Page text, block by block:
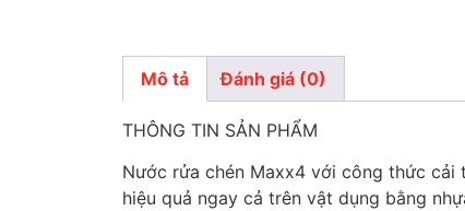
Mô tả Đánh giá (0)
Mô tả
THÔNG TIN SẢN PHẨM
Nước rửa chén Maxx4 với công thức cải
hiệu quả ngay cả trên vật dụng bằng